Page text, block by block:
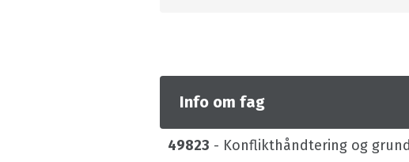
Info om fag
49823 - Konflikthåndtering og